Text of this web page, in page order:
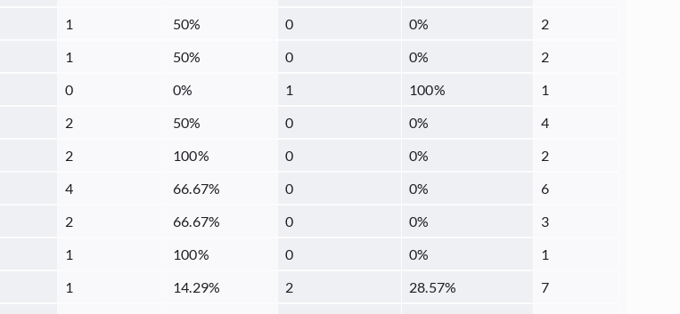
1 50% 0 0%
2
1 50% 0 0%
2
0 0% 1 100%
1
2 50% 0 0%
4
2 100% 0 0%
2
4 66.67% 0 0%
6
2 66.67% 0 0%
3
1 100% 0 0%
1
1 14.29% 2 28.57%
7